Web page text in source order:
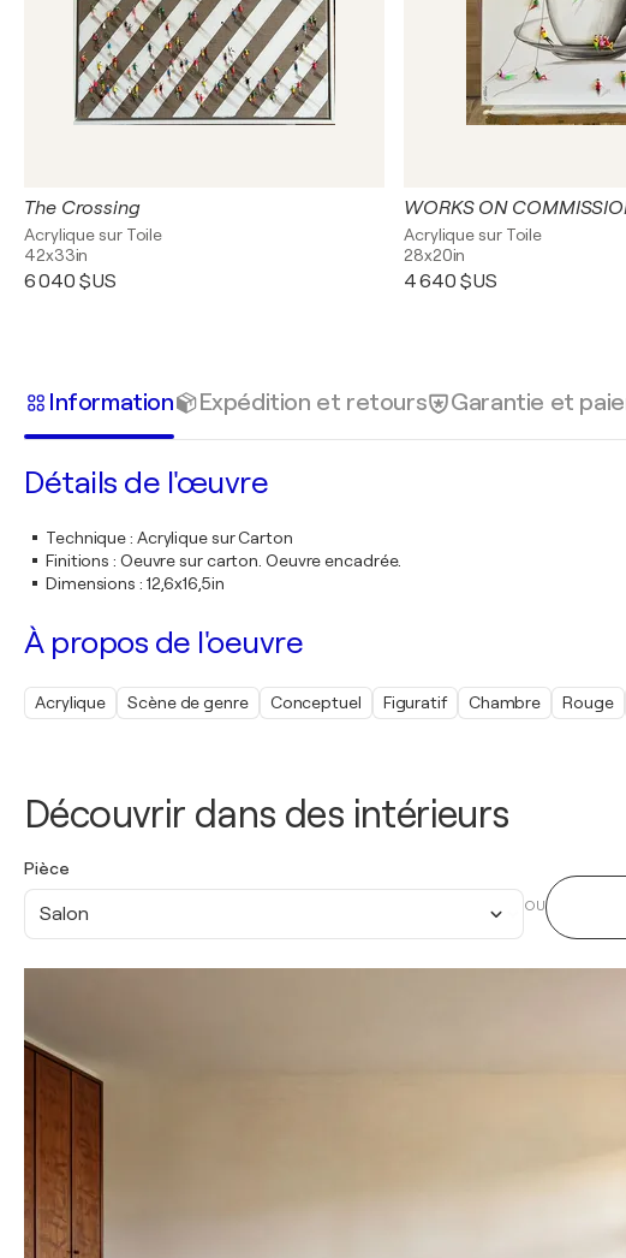
Découvrir dans des intérieurs
Pièce
Salon OU
The Crossing
Acrylique sur Toile
42x33in
6 040 $US
Acrylique sur Toile
28x20in
4 640 $US
Information Expédition et retours Garantie et
Détails de l'œuvre
Technique: Acrylique sur Carton
Finitions : Oeuvre sur carton. Oeuvre encadrée.
Dimensions : 12,6x16,5in
À propos de l'oeuvre
Acrylique Scène de genre Conceptuel Figuratif Chambre Rouge